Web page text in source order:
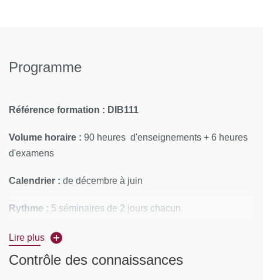
Programme
Référence formation : DIB111
Volume horaire : 90 heures d'enseignements + 6 heures
d'examens
Calendrier : de décembre à juin
Rythme : 5 séminaires de 2 jours chacun
Lieu(x) de la formation :
Lire plus
Contrôle des connaissances